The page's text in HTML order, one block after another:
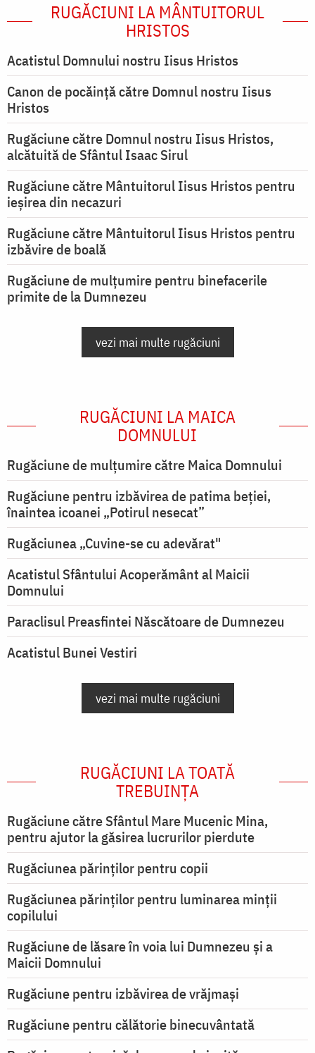
RUGĂCIUNI LA MÂNTUITORUL
HRISTOS
Acatistul Domnului nostru Iisus Hristos
Canon de pocăință către Domnul nostru Iisus
Hristos
Rugăciune către Domnul nostru Iisus Hristos,
alcătuită de Sfântul Isaac Sirul
Rugăciune către Mântuitorul Iisus Hristos pentru
ieşirea din necazuri
Rugăciune către Mântuitorul Iisus Hristos pentru
izbăvire de boală
Rugăciune de mulțumire pentru binefacerile
primite de la Dumnezeu
vezi mai multe rugăciuni
RUGĂCIUNI LA MAICA
DOMNULUI
Rugăciune de mulţumire către Maica Domnului
Rugăciune pentru izbăvirea de patima beției,
înaintea icoanei „Potirul nesecat”
Rugăciunea „Cuvine-se cu adevărat"
Acatistul Sfântului Acoperământ al Maicii
Domnului
Paraclisul Preasfintei Născătoare de Dumnezeu
Acatistul Bunei Vestiri
vezi mai multe rugăciuni
RUGĂCIUNI LA TOATĂ
TREBUINȚA
Rugăciune către Sfântul Mare Mucenic Mina,
pentru ajutor la găsirea lucrurilor pierdute
Rugăciunea părinților pentru copii
Rugăciunea părinților pentru luminarea minţii
copilului
Rugăciune de lăsare în voia lui Dumnezeu şi a
Maicii Domnului
Rugăciune pentru izbăvirea de vrăjmași
Rugăciune pentru călătorie binecuvântată